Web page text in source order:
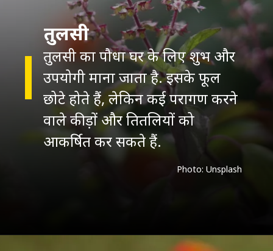
तुलसी
तुलसी का पौधा घर के लिए शुभ और
उपयोगी माना जाता है. इसके फूल
छोटे होते हैं, लेकिन कई परागण करने
वाले कीड़ों और तितलियों को
आकर्षित कर सकते हैं.
Photo: Unsplash